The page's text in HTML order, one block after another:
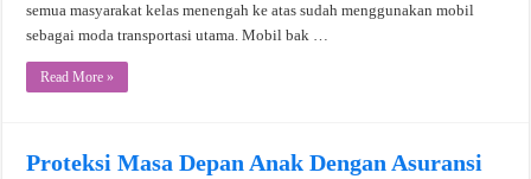
semua masyarakat kelas menengah ke atas sudah menggunakan mobil
sebagai moda transportasi utama. Mobil bak …
Read More »
Proteksi Masa Depan Anak Dengan Asuransi